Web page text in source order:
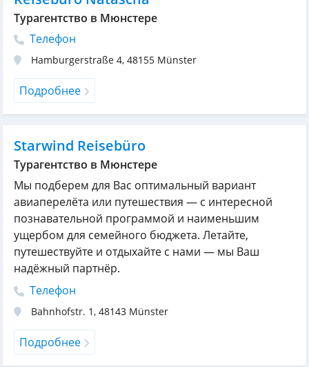
Турагентство в Мюнстере
Телефон
Hamburgerstraße 4, 48155 Münster
Подробнее
Starwind Reisebüro
Турагентство в Мюнстере
Мы подберем для Вас оптимальный вариант
авиаперелёта или путешествия — с интересной
познавательной программой и наименьшим
ущербом для семейного бюджета. Летайте,
путешествуйте и отдыхайте с нами — мы Ваш
надёжный партнёр.
Телефон
Bahnhofstr. 1, 48143 Münster
Подробнее